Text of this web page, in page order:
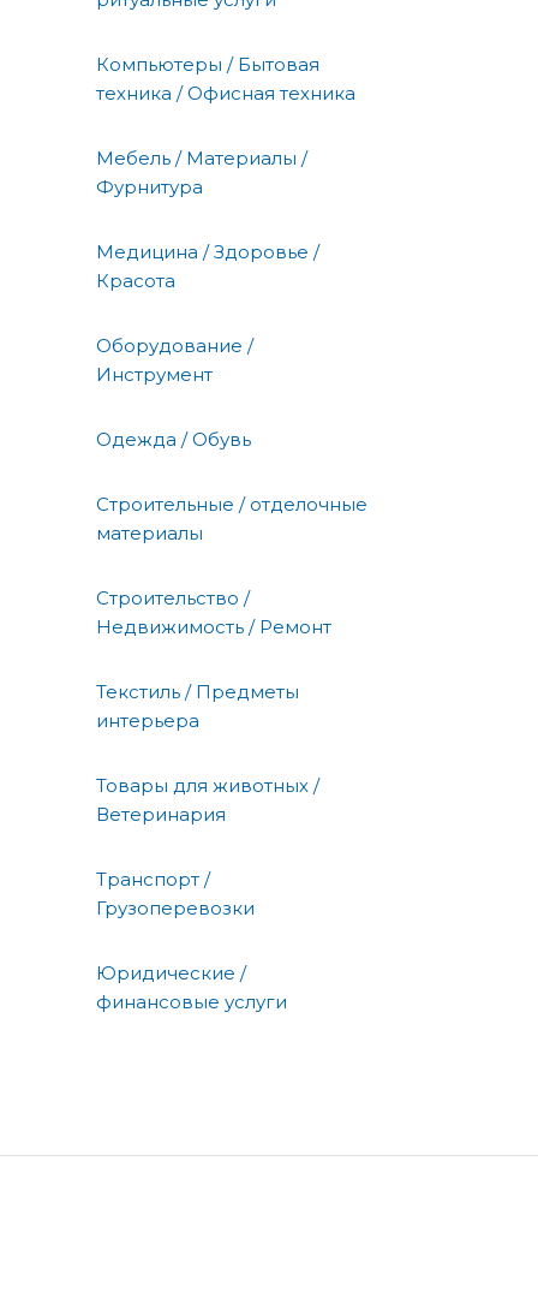
Компьютеры / Бытовая
техника / Офисная техника
Мебель / Материалы /
Фурнитура
Медицина / Здоровье /
Красота
Оборудование /
Инструмент
Одежда / Обувь
Строительные / отделочные
материалы
Строительство /
Недвижимость / Ремонт
Текстиль / Предметы
интерьера
Товары для животных /
Ветеринария
Транспорт /
Грузоперевозки
Юридические /
финансовые услуги